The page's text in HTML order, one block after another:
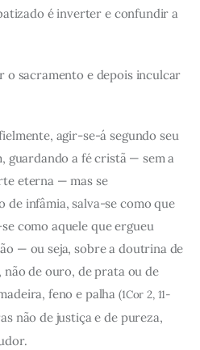
é inverter e confundir a
o sacramento e depois inculcar
agir-se-á segundo seu
guardando a fé cristã — sem a
eterna — mas se
de infâmia, salva-se como que
como aquele que ergueu
— ou seja, sobre a doutrina de
de ouro, de prata ou de
feno e palha (1Cor 2, 11-
não de justiça e de pureza,